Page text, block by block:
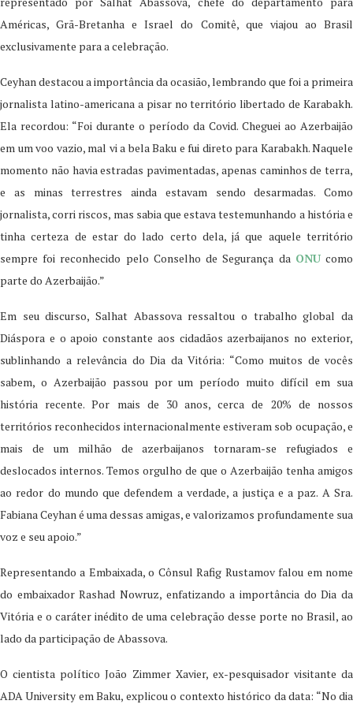
Américas, Grã-Bretanha e Israel do Comitê, que viajou ao Brasil
exclusivamente para a celebração.
Ceyhan destacou a importância da ocasião, lembrando que foi a primeira
jornalista latino-americana a pisar no território libertado de Karabakh.
Ela recordou: “Foi durante o período da Covid. Cheguei ao Azerbaijão
em um voo vazio, mal vi a bela Baku e fui direto para Karabakh. Naquele
momento não havia estradas pavimentadas, apenas caminhos de terra,
e as minas terrestres ainda estavam sendo desarmadas. Como
jornalista, corri riscos, mas sabia que estava testemunhando a história e
tinha certeza de estar do lado certo dela, já que aquele território
sempre foi reconhecido pelo Conselho de Segurança da ONUcomo
parte do Azerbaijão.”
Em seu discurso, Salhat Abassova ressaltou o trabalho global da
Diáspora e o apoio constante aos cidadãos azerbaijanos no exterior,
sublinhando a relevância do Dia da Vitória: “Como muitos de vocês
sabem, o Azerbaijão passou por um período muito difícil em sua
história recente. Por mais de 30 anos, cerca de 20% de nossos
territórios reconhecidos internacionalmente estiveram sob ocupação, e
mais de um milhão de azerbaijanos tornaram-se refugiados e
deslocados internos. Temos orgulho de que o Azerbaijão tenha amigos
ao redor do mundo que defendem a verdade, a justiça e a paz. A Sra.
Fabiana Ceyhan é uma dessas amigas, e valorizamos profundamente sua
voz e seu apoio.”
Representando a Embaixada, o Cônsul Rafig Rustamov falou em nome
do embaixador Rashad Nowruz, enfatizando a importância do Dia da
Vitória e o caráter inédito de uma celebração desse porte no Brasil, ao
lado da participação de Abassova.
O cientista político João Zimmer Xavier, ex-pesquisador visitante da
ADA University em Baku, explicou o contexto histórico da data: “No dia